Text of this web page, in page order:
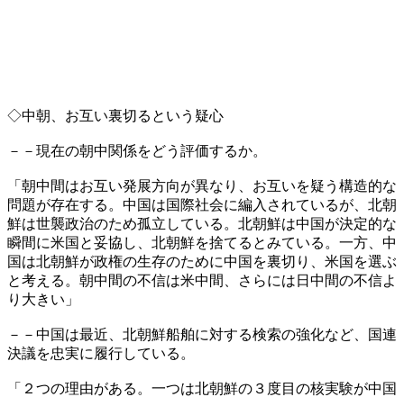
◇中朝、お互い裏切るという疑心
－－現在の朝中関係をどう評価するか。
「朝中間はお互い発展方向が異なり、お互いを疑う構造的な
問題が存在する。中国は国際社会に編入されているが、北朝
鮮は世襲政治のため孤立している。北朝鮮は中国が決定的な
瞬間に米国と妥協し、北朝鮮を捨てるとみている。一方、中
国は北朝鮮が政権の生存のために中国を裏切り、米国を選ぶ
と考える。朝中間の不信は米中間、さらには日中間の不信よ
り大きい」
－－中国は最近、北朝鮮船舶に対する検索の強化など、国連
決議を忠実に履行している。
「２つの理由がある。一つは北朝鮮の３度目の核実験が中国